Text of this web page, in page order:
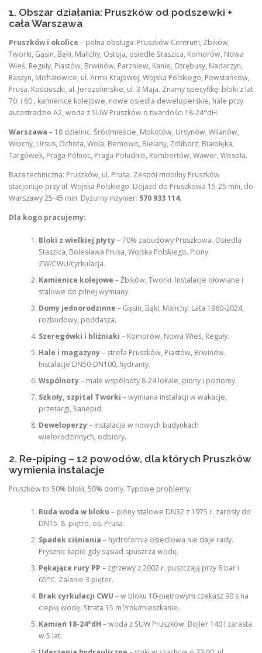
1. Obszar działania: Pruszków od podszewki +
cała Warszawa
Pruszków i okolice – pełna obsługa: Pruszków Centrum, Żbików,
Tworki, Gąsin, Bąki, Malichy, Ostoja, osiedle Staszica, Komorów, Nowa
Wieś, Reguły, Piastów, Brwinów, Parzniew, Kanie, Otrębusy, Nadarzyn,
Raszyn, Michałowice, ul. Armii Krajowej, Wojska Polskiego, Powstańców,
Prusa, Kościuszki, al. Jerozolimskie, ul. 3 Maja. Znamy specyfikę: bloki z lat
70. i 80., kamienice kolejowe, nowe osiedla deweloperskie, hale przy
autostradzie A2, woda z SUW Pruszków o twardości 18-24°dH.
Warszawa – 18 dzielnic: Śródmieście, Mokotów, Ursynów, Wilanów,
Włochy, Ursus, Ochota, Wola, Bemowo, Bielany, Żoliborz, Białołęka,
Targówek, Praga-Północ, Praga-Południe, Rembertów, Wawer, Wesoła.
Baza techniczna: Pruszków, ul. Prusa. Zespół mobilny Pruszków
stacjonuje przy ul. Wojska Polskiego. Dojazd do Pruszkowa 15-25 min, do
Warszawy 25-45 min. Dyżurny inżynier: 570 933 114.
Dla kogo pracujemy:
Bloki z wielkiej płyty– 70% zabudowy Pruszkowa. Osiedla
Staszica, Bolesława Prusa, Wojska Polskiego. Piony
ZW/CWU/cyrkulacja.
Kamienice kolejowe – Żbików, Tworki. Instalacje ołowiane i
stalowe do pilnej wymiany.
Domy jednorodzinne – Gąsin, Bąki, Malichy. Lata 1960-2024,
rozbudowy, poddasza.
Szeregówki i bliźniaki – Komorów, Nowa Wieś, Reguły.
Hale i magazyny– strefa Pruszków, Piastów, Brwinów.
Instalacje DN50-DN100, hydranty.
Wspólnoty– małe wspólnoty 8-24 lokale, piony i poziomy.
Szkoły, szpital Tworki – wymiana instalacji w wakacje,
przetargi, Sanepid.
Deweloperzy– instalacje w nowych budynkach
wielorodzinnych, odbiory.
2. Re-piping – 12 powodów, dla których Pruszków
wymienia instalacje
Pruszków to 50% bloki, 50% domy. Typowe problemy:
Ruda woda w bloku – piony stalowe DN32 z 1975 r. zarosły do
DN15. 8. piętro, os. Prusa.
Spadek ciśnienia – hydrofornia osiedlowa nie daje rady.
Prysznic kapie gdy sąsiad spuszcza wodę.
Pękające rury PP – zgrzewy z 2002 r. puszczają przy 6 bar i
65°C. Zalanie 3 pięter.
Brak cyrkulacji CWU – w bloku 10-piętrowym czekasz 90 s na
ciepłą wodę. Strata 15 m³/rok/mieszkanie.
Kamień 18-24°dH – woda z SUW Pruszków. Bojler 140 l zarasta
w 5 lat.